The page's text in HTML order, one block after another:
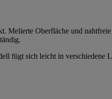
Melierte Oberfläche und
fügt sich leicht in verschiedene